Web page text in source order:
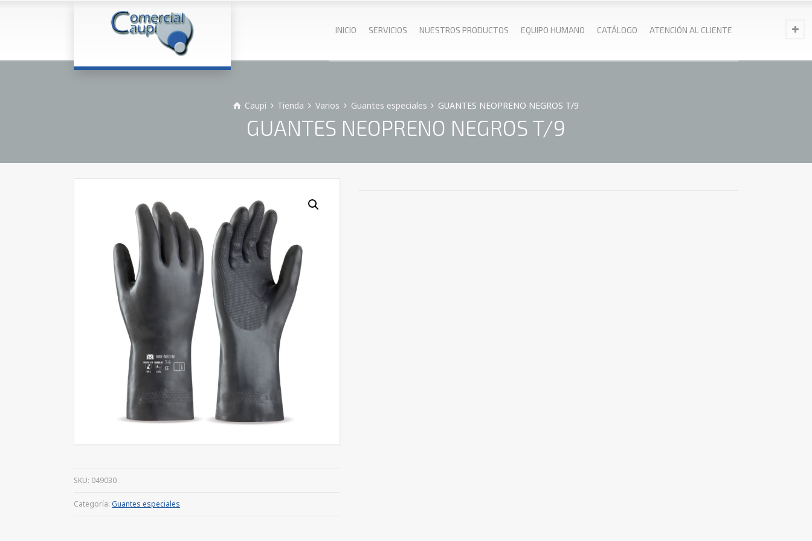
INICIO SERVICIOS NUESTROS PRODUCTOS EQUIPO HUMANO CATÁLOGO ATENCIÓN AL CLIENTE
Caupi Tienda Varios Guantes especiales GUANTES NEOPRENO NEGROS T/9
GUANTES NEOPRENO NEGROS T/9
SKU: 049030
Categoría: Guantes especiales